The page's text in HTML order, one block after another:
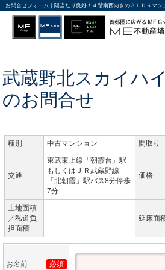
武蔵野北スカイハ
のお問合せ
種別 中古マンション 間取り
交通
東武東上線「朝霞台」駅
もしくはＪＲ武蔵野線
「北朝霞」駅バス8分停歩
7分
価格
土地面積
／私道負
担面積
延床面
お名前 必須